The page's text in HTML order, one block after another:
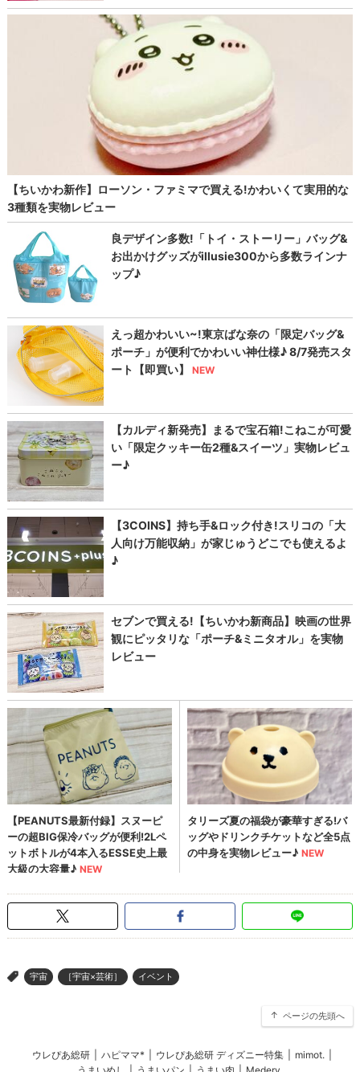
> 宇宙 ［宇宙×芸術］ イベント
ページの先頭へ
ウレぴあ総研 ハピママ* ウレぴあ総研 ディズニー特集 mimot.